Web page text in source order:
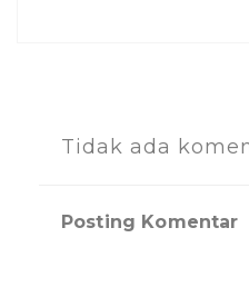
Tidak ada
Posting Komentar